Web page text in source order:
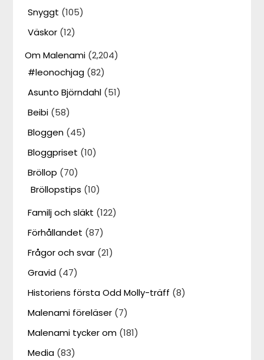
Snyggt (105)
Väskor (12)
Om Malenami (2,204)
#leonochjag (82)
Asunto Björndahl (51)
Beibi (58)
Bloggen (45)
Bloggpriset (10)
Bröllop (70)
Bröllopstips (10)
Familj och släkt (122)
Förhållandet (87)
Frågor och svar (21)
Gravid (47)
Historiens första Odd Molly-träff (8)
Malenami föreläser (7)
Malenami tycker om (181)
Media (83)